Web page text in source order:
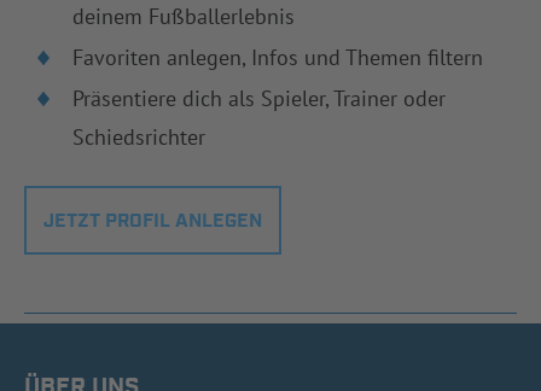
deinem Fußballerlebnis
Favoriten anlegen, Infos und Themen filtern
Präsentiere dich als Spieler, Trainer oder
Schiedsrichter
JETZT PROFIL ANLEGEN